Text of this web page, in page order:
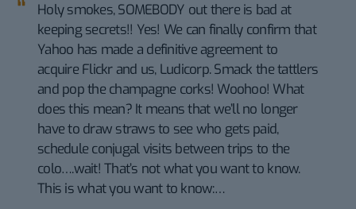
Holy smokes, SOMEBODY out there is bad at
keeping secrets!! Yes! We can finally confirm that
Yahoo has made a definitive agreement to
acquire Flickr and us, Ludicorp. Smack the tattlers
and pop the champagne corks! Woohoo! What
does this mean? It means that we’ll no longer
have to draw straws to see who gets paid,
schedule conjugal visits between trips to the
colo….wait! That’s not what you want to know.
This is what you want to know:…